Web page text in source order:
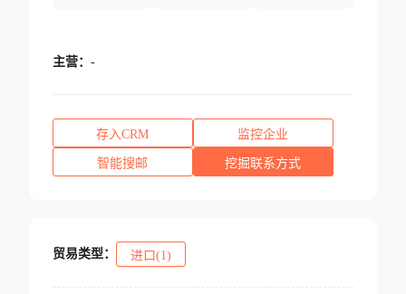
主营： -
存入CRM 监控企业
智能搜邮 挖掘联系方式
贸易类型： 进口(1)